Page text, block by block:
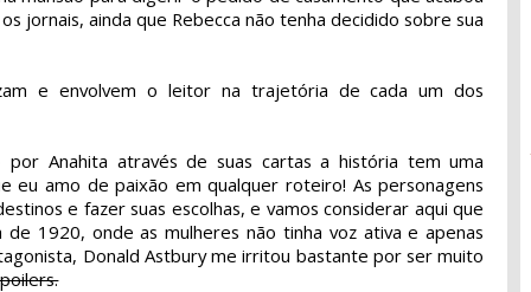
jornais, ainda que Rebecca não tenha decidido sobre sua
e envolvem o leitor na trajetória de cada um dos
Anahita através de suas cartas a história tem uma
eu amo de paixão em qualquer roteiro! As personagens
e fazer suas escolhas, e vamos considerar aqui que
1920, onde as mulheres não tinha voz ativa e apenas
Donald Astbury me irritou bastante por ser muito